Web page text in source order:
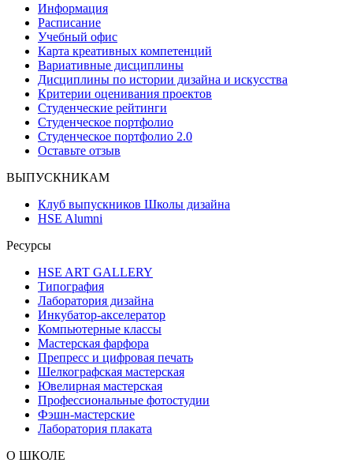
Информация
Расписание
Учебный офис
Карта креативных компетенций
Вариативные дисциплины
Дисциплины по истории дизайна и искусства
Критерии оценивания проектов
Студенческие рейтинги
Студенческое портфолио
Студенческое портфолио 2.0
Оставьте отзыв
ВЫПУСКНИКАМ
Клуб выпускников Школы дизайна
HSE Alumni
Ресурсы
HSE ART GALLERY
Типография
Лаборатория дизайна
Инкубатор-акселератор
Компьютерные классы
Мастерская фарфора
Препресс и цифровая печать
Шелкографская мастерская
Ювелирная мастерская
Профессиональные фотостудии
Фэшн-мастерские
Лаборатория плаката
О ШКОЛЕ